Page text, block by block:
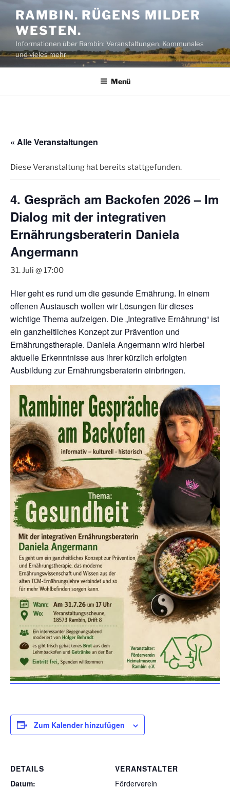
Inhalt
springen
RAMBIN. RÜGENS MILDER
WESTEN.
Informationen über Rambin: Veranstaltungen, Kommunales
und vieles mehr
Menü
« Alle Veranstaltungen
Diese Veranstaltung hat bereits stattgefunden.
4. Gespräch am Backofen 2026 – Im
Dialog mit der integrativen
Ernährungsberaterin Daniela
Angermann
31. Juli @ 17:00
Hier geht es rund um die gesunde Ernährung. In einem
offenen Austausch wollen wir Lösungen für dieses
wichtige Thema aufzeigen. Die „Integrative Ernährung“ ist
ein ganzheitliches Konzept zur Prävention und
Ernährungstherapie. Daniela Angermann wird hierbei
aktuelle Erkenntnisse aus ihrer kürzlich erfolgten
Ausbildung zur Ernährungsberaterin einbringen.
Zum Kalender hinzufügen
DETAILS
Datum:
VERANSTALTER
Förderverein